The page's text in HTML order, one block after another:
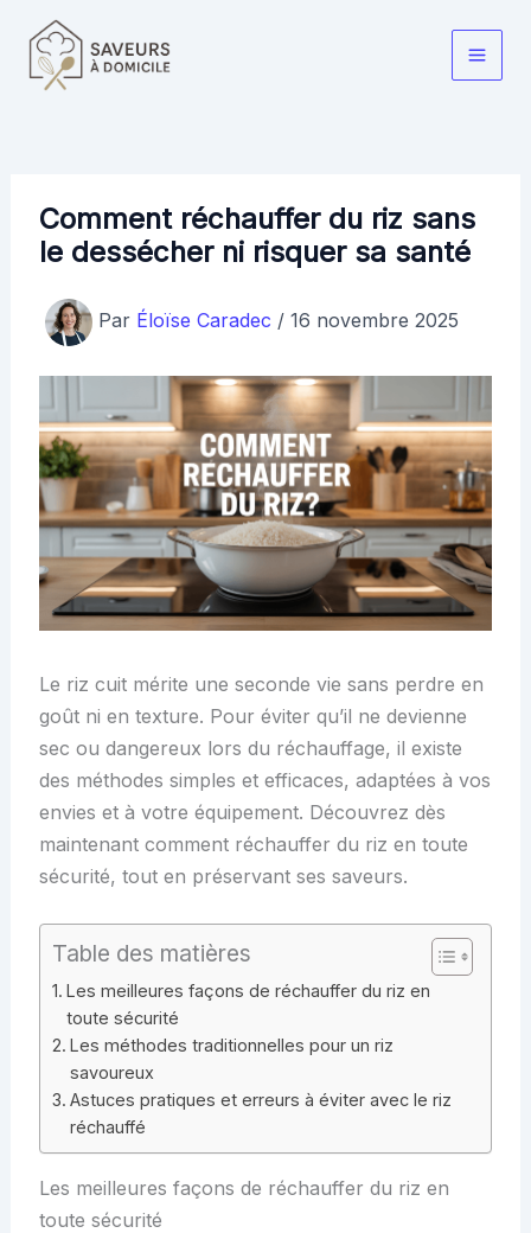
contenu
Main
Comment réchauffer du riz sans
le dessécher ni risquer sa santé
Par Éloïse Caradec / 16 novembre 2025
Le riz cuit mérite une seconde vie sans perdre en
goût ni en texture. Pour éviter qu’il ne devienne
sec ou dangereux lors du réchauffage, il existe
des méthodes simples et efficaces, adaptées à vos
envies et à votre équipement. Découvrez dès
maintenant comment réchauffer du riz en toute
sécurité, tout en préservant ses saveurs.
Table des matières
Les meilleures façons de réchauffer du riz en
toute sécurité
Les méthodes traditionnelles pour un riz
savoureux
Astuces pratiques et erreurs à éviter avec le riz
réchauffé
Les meilleures façons de réchauffer du riz en
toute sécurité